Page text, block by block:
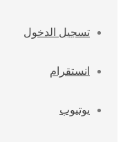
تسجيل الدخول
انستقرام
يوتيوب